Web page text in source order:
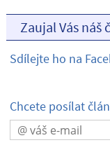
Zaujal Vás náš
Sdílejte ho na
Chcete posílat